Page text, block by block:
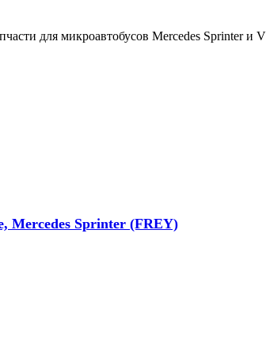
для микроавтобусов Mercedes Sprinter
Mercedes Sprinter (FREY)